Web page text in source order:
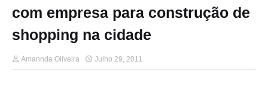
com empresa para construção de
shopping na cidade
Amannda Oliveira Julho 29, 2011